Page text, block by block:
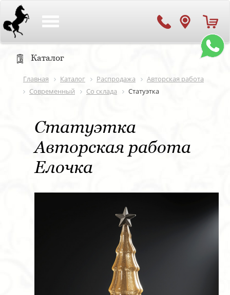
Каталог
Главная Каталог Распродажа
Авторская работа
Современный
Со склада Статуэтка
Статуэтка
Авторская работа
Елочка